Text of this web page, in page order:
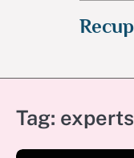
Tag: experts